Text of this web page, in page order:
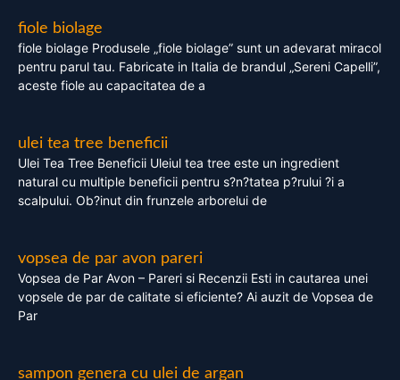
fiole biolage
fiole biolage Produsele „fiole biolage” sunt un adevarat miracol
pentru parul tau. Fabricate in Italia de brandul „Sereni Capelli”,
aceste fiole au capacitatea de a
ulei tea tree beneficii
Ulei Tea Tree Beneficii Uleiul tea tree este un ingredient
natural cu multiple beneficii pentru s?n?tatea p?rului ?i a
scalpului. Ob?inut din frunzele arborelui de
vopsea de par avon pareri
Vopsea de Par Avon – Pareri si Recenzii Esti in cautarea unei
vopsele de par de calitate si eficiente? Ai auzit de Vopsea de
Par
sampon genera cu ulei de argan